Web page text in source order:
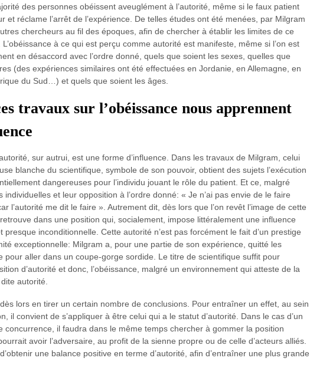
des personnes obéissent aveuglément à l’autorité, même si le faux patient
et réclame l’arrêt de l’expérience. De telles études ont été menées, par Milgram
chercheurs au fil des époques, afin de chercher à établir les limites de ce
à ce qui est perçu comme autorité est manifeste, même si l’on est
en désaccord avec l’ordre donné, quels que soient les sexes, quelles que
(des expériences similaires ont été effectuées en Jordanie, en Allemagne, en
du Sud…) et quels que soient les âges.
travaux sur l’obéissance nous apprennent
sur autrui, est une forme d’influence. Dans les travaux de Milgram, celui
blanche du scientifique, symbole de son pouvoir, obtient des sujets l’exécution
dangereuses pour l’individu jouant le rôle du patient. Et ce, malgré
individuelles et leur opposition à l’ordre donné: « Je n’ai pas envie de le faire
l’autorité me dit le faire ». Autrement dit, dès lors que l’on revêt l’image de cette
dans une position qui, socialement, impose littéralement une influence
presque inconditionnelle. Cette autorité n’est pas forcément le fait d’un prestige
exceptionnelle: Milgram a, pour une partie de son expérience, quitté les
pour aller dans un coupe-gorge sordide. Le titre de scientifique suffit pour
d’autorité et donc, l’obéissance, malgré un environnement qui atteste de la
autorité.
lors en tirer un certain nombre de conclusions. Pour entraîner un effet, au sein
il convient de s’appliquer à être celui qui a le statut d’autorité. Dans le cas d’un
concurrence, il faudra dans le même temps chercher à gommer la position
avoir l’adversaire, au profit de la sienne propre ou de celle d’acteurs alliés.
une balance positive en terme d’autorité, afin d’entraîner une plus grande